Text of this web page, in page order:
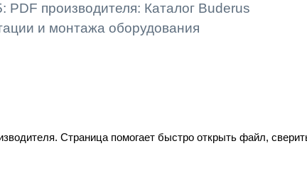
производителя: Каталог Buderus
и монтажа оборудования
Страница помогает быстро открыть файл,